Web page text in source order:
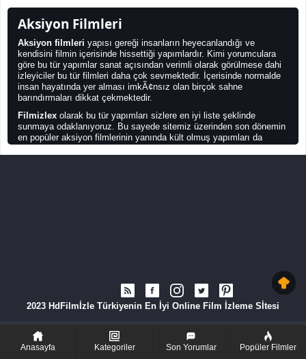
Anasayfa Kategoriler Son Yorumlar Popüler Filmler
Aksiyon Filmleri
Aksiyon filmleri yapısı gereği insanların heyecanlandığı ve
kendisini filmin içerisinde hissettiği yapımlardır. Kimi yorumculara
göre bu tür yapımlar sanat açısından verimli olarak görülmese dahi
izleyiciler bu tür filmleri daha çok sevmektedir. İçerisinde normalde
insan hayatında yer alması imkÃ¢nsız olan birçok sahne
barındırmaları dikkat çekmektedir.
Filmizlex olarak bu tür yapımları sizlere en iyi liste şeklinde
sunmaya odaklanıyoruz. Bu sayede sitemiz üzerinden son dönemin
en popüler aksiyon filmlerinin yanında kült olmuş yapımları da
Genelde büyük bütçeli yapımlar olarak lanse edilen bu filmlerde o
dönemin en önemli sinema yıldızları da yer alıyor. Başrol oyuncusu,
yönetmen ve senaryonun bir arada en iyi şekilde geldiği yapımlar
diğerlerinin bir adım önüne çıkmayı başarıyor. The Gentlemen,
Extractiaon, Avengers, Matrix, Yüzüklerin Efendisi, Kara Şövalye
gibi yapımlar bu listede sinema severler tarafından her zaman
2023 HdFilmİzle Türkiyenin En İyi Online Film İzleme Sİtesi